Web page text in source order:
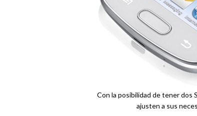
Con la posibilidad de tener dos
ajusten a sus